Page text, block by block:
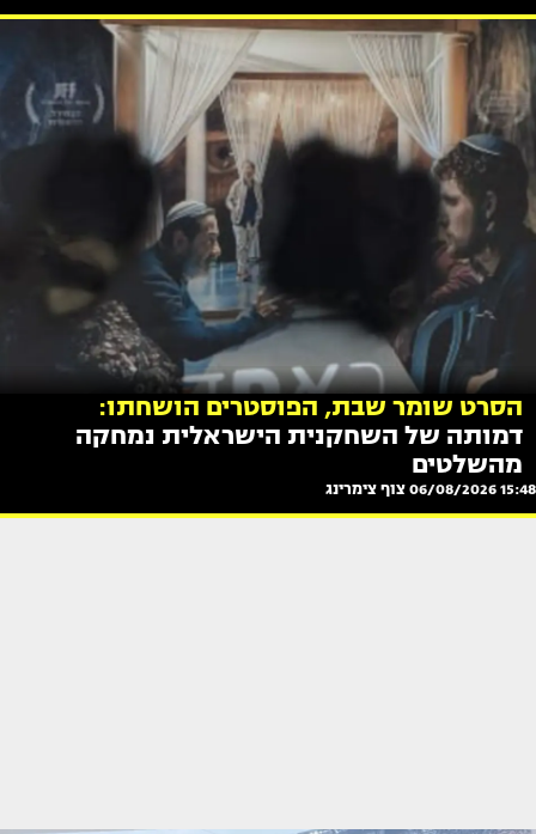
הסרט שומר שבת, הפוסטרים הושחתו:
דמותה של השחקנית הישראלית נמחקה
מהשלטים
15:48 06/08/2026 צוף צימרינג